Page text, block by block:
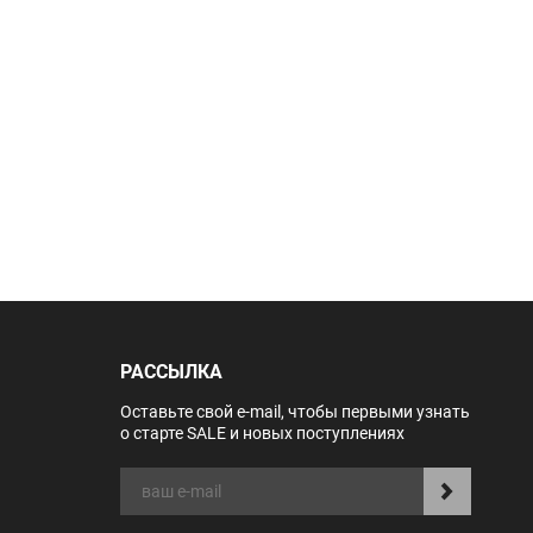
РАССЫЛКА
Оставьте свой e-mail, чтобы первыми узнать
о старте SALE и новых поступлениях